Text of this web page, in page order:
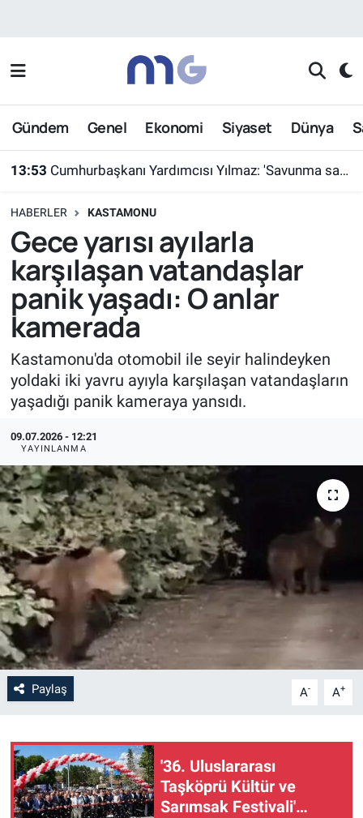
Gündem Genel Ekonomi Siyaset Dünya
13:53 Cumhurbaşkanı Yardımcısı Yılmaz: 'Savunma sanayiinde hedefimiz en kısa sürede ülkemizi ilk 10 ihracatçı ülke arasına sokmak'
HABERLER KASTAMONU
Gece yarısı ayılarla
karşılaşan vatandaşlar
panik yaşadı: O anlar
kamerada
Kastamonu'da otomobil ile seyir halindeyken
yoldaki iki yavru ayıyla karşılaşan vatandaşların
yaşadığı panik kameraya yansıdı.
09.07.2026 - 12:21
YAYINLANMA
Paylaş A- A+
'36. Uluslararası
Taşköprü Kültür ve
Sarımsak Festivali'
Nöbetçi Eczaneler
Hava Durumu
Süper Lig Puan Durumu ve Fikstür
Tüm Manşetler
Son Dakika Haberleri
Haber Arşivi